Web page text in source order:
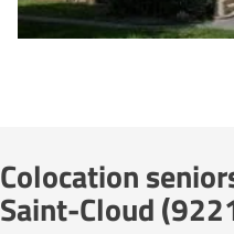
Colocation
Saint-Cloud